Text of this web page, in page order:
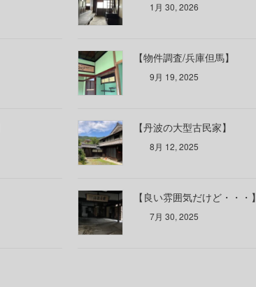
1月 30, 2026
【物件調査/兵庫但馬】
9月 19, 2025
【丹波の大型古民家】
8月 12, 2025
【良い雰囲気だけど・・・】
7月 30, 2025